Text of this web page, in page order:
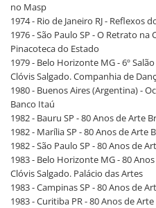
no Masp
1974 - Rio de Janeiro RJ - Reflexos
1976 - São Paulo SP - O Retrato na
Pinacoteca do Estado
1979 - Belo Horizonte MG - 6º
Clóvis Salgado. Companhia de
1980 - Buenos Aires (Argentina) -
Banco Itaú
1982 - Bauru SP - 80 Anos de Arte
1982 - Marília SP - 80 Anos de Arte
1982 - São Paulo SP - 80 Anos de
1983 - Belo Horizonte MG - 80
Clóvis Salgado. Palácio das Artes
1983 - Campinas SP - 80 Anos de
1983 - Curitiba PR - 80 Anos de